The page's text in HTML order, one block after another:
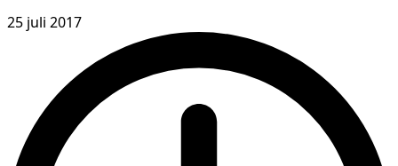
25 juli 2017